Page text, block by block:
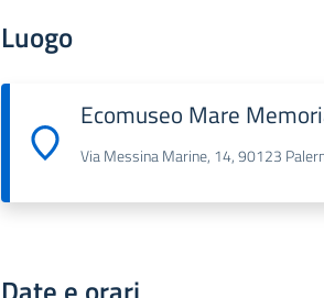
Luogo
Ecomuseo Mare
Via Messina Marine, 14, 90123